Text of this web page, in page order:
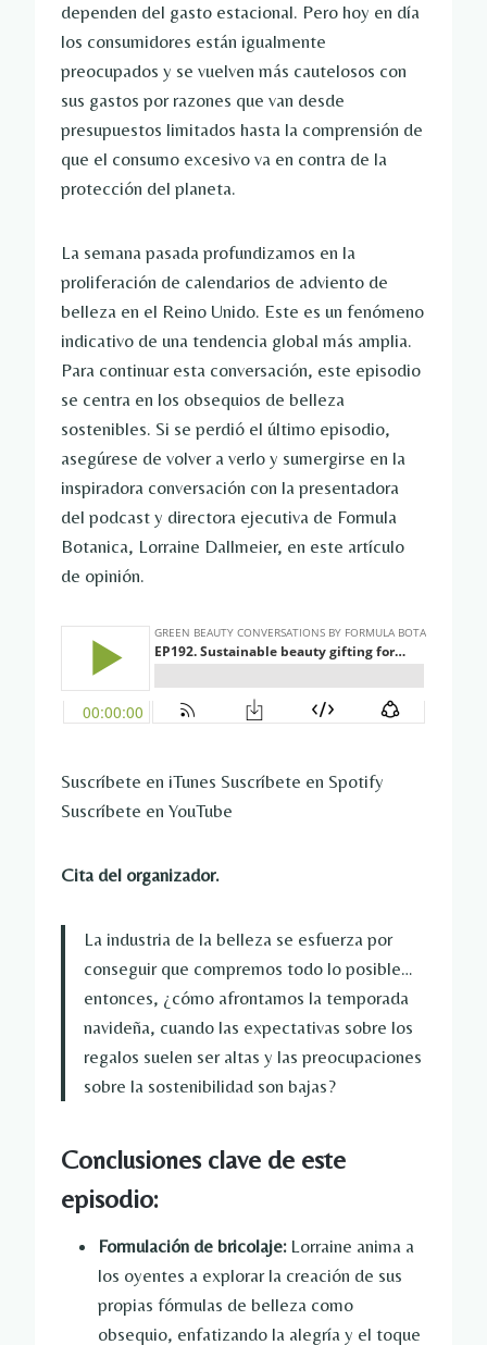
dependen del gasto estacional. Pero hoy en día
los consumidores están igualmente
preocupados y se vuelven más cautelosos con
sus gastos por razones que van desde
presupuestos limitados hasta la comprensión de
que el consumo excesivo va en contra de la
protección del planeta.
La semana pasada profundizamos en la
proliferación de calendarios de adviento de
belleza en el Reino Unido. Este es un fenómeno
indicativo de una tendencia global más amplia.
Para continuar esta conversación, este episodio
se centra en los obsequios de belleza
sostenibles. Si se perdió el último episodio,
asegúrese de volver a verlo y sumergirse en la
inspiradora conversación con la presentadora
del podcast y directora ejecutiva de Formula
Botanica, Lorraine Dallmeier, en este artículo
de opinión.
Suscríbete en iTunes Suscríbete en Spotify
Suscríbete en YouTube
Cita del organizador.
La industria de la belleza se esfuerza por
conseguir que compremos todo lo posible…
entonces, ¿cómo afrontamos la temporada
navideña, cuando las expectativas sobre los
regalos suelen ser altas y las preocupaciones
sobre la sostenibilidad son bajas?
Conclusiones clave de este
episodio:
Formulación de bricolaje:Lorraine anima a
los oyentes a explorar la creación de sus
propias fórmulas de belleza como
obsequio, enfatizando la alegría y el toque